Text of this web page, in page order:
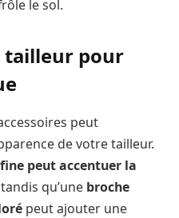
le sol.
tailleur pour
peut
de votre tailleur.
peut accentuer la
qu’une broche
peut ajouter une